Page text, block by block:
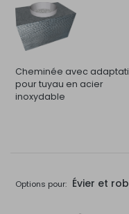
Cheminée avec
pour tuyau en acier
inoxydable
Options pour: Évier et